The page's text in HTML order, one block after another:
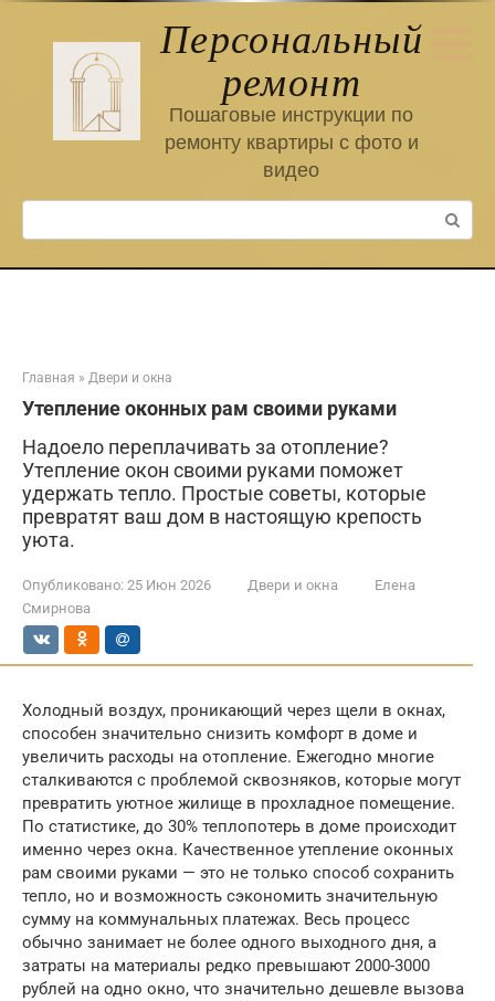
Персональный
ремонт
Пошаговые инструкции по
ремонту квартиры с фото и
видео
Поиск:
Главная » Двери и окна
Утепление оконных рам своими руками
Надоело переплачивать за отопление?
Утепление окон своими руками поможет
удержать тепло. Простые советы, которые
превратят ваш дом в настоящую крепость
уюта.
Опубликовано: 25 Июн 2026 Двери и окна
Елена
Смирнова
Холодный воздух, проникающий через щели в окнах,
способен значительно снизить комфорт в доме и
увеличить расходы на отопление. Ежегодно многие
сталкиваются с проблемой сквозняков, которые могут
превратить уютное жилище в прохладное помещение.
По статистике, до 30% теплопотерь в доме происходит
именно через окна. Качественное утепление оконных
рам своими руками — это не только способ сохранить
тепло, но и возможность сэкономить значительную
сумму на коммунальных платежах. Весь процесс
обычно занимает не более одного выходного дня, а
затраты на материалы редко превышают 2000-3000
рублей на одно окно, что значительно дешевле вызова